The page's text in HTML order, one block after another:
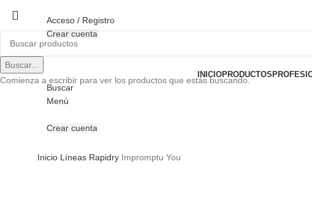
Acceso / Registro
Crear cuenta
INICIOPRODUCTOS
Buscar
Menú
Crear cuenta
Inicio Líneas Rapidry Impromptu You
Buscar...
Comienza a escribir para ver los productos que estás buscando.